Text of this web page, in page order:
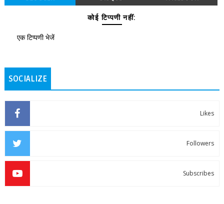
कोई टिप्पणी नहीं:
एक टिप्पणी भेजें
SOCIALIZE
Likes
Followers
Subscribes